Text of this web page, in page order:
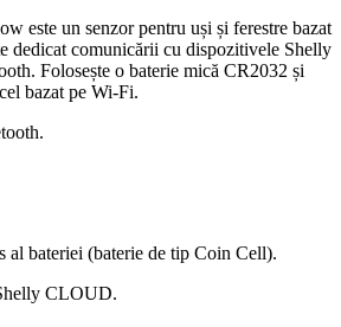
este un senzor pentru uși și ferestre bazat
dedicat comunicării cu dispozitivele Shelly
Folosește o baterie mică CR2032 și
bazat pe Wi-Fi.
al bateriei (baterie de tip Coin Cell).
CLOUD.